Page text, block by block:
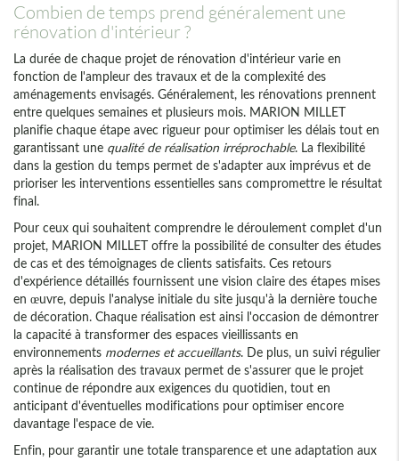
Combien de temps prend généralement une
rénovation d'intérieur ?
La durée de chaque projet de rénovation d'intérieur varie en
fonction de l'ampleur des travaux et de la complexité des
aménagements envisagés. Généralement, les rénovations prennent
entre quelques semaines et plusieurs mois. MARION MILLET
planifie chaque étape avec rigueur pour optimiser les délais tout en
garantissant une qualité de réalisation irréprochable. La flexibilité
dans la gestion du temps permet de s'adapter aux imprévus et de
prioriser les interventions essentielles sans compromettre le résultat
final.
Pour ceux qui souhaitent comprendre le déroulement complet d'un
projet, MARION MILLET offre la possibilité de consulter des études
de cas et des témoignages de clients satisfaits. Ces retours
d'expérience détaillés fournissent une vision claire des étapes mises
en œuvre, depuis l'analyse initiale du site jusqu'à la dernière touche
de décoration. Chaque réalisation est ainsi l'occasion de démontrer
la capacité à transformer des espaces vieillissants en
environnements modernes et accueillants. De plus, un suivi régulier
après la réalisation des travaux permet de s'assurer que le projet
continue de répondre aux exigences du quotidien, tout en
anticipant d'éventuelles modifications pour optimiser encore
davantage l'espace de vie.
Enfin, pour garantir une totale transparence et une adaptation aux